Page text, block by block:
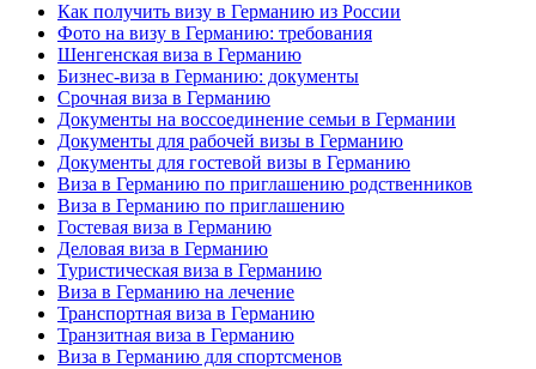
Как получить визу в Германию из России
Фото на визу в Германию: требования
Шенгенская виза в Германию
Бизнес-виза в Германию: документы
Срочная виза в Германию
Документы на воссоединение семьи в Германии
Документы для рабочей визы в Германию
Документы для гостевой визы в Германию
Виза в Германию по приглашению родственников
Виза в Германию по приглашению
Гостевая виза в Германию
Деловая виза в Германию
Туристическая виза в Германию
Виза в Германию на лечение
Транспортная виза в Германию
Транзитная виза в Германию
Виза в Германию для спортсменов